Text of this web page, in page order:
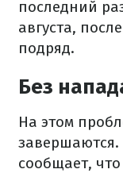
последний
августа,
подряд.
Без
На этом
сообщает,